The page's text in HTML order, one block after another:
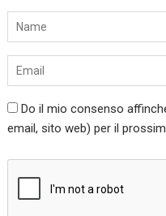
Do il mio consenso
email, sito web) per il